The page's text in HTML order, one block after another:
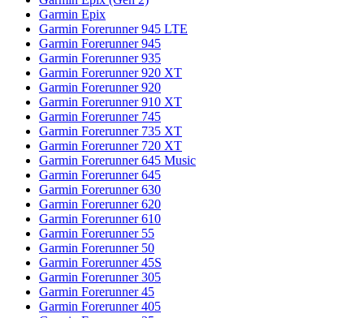
Garmin Epix
Garmin Forerunner 945 LTE
Garmin Forerunner 945
Garmin Forerunner 935
Garmin Forerunner 920 XT
Garmin Forerunner 920
Garmin Forerunner 910 XT
Garmin Forerunner 745
Garmin Forerunner 735 XT
Garmin Forerunner 720 XT
Garmin Forerunner 645 Music
Garmin Forerunner 645
Garmin Forerunner 630
Garmin Forerunner 620
Garmin Forerunner 610
Garmin Forerunner 55
Garmin Forerunner 50
Garmin Forerunner 45S
Garmin Forerunner 305
Garmin Forerunner 45
Garmin Forerunner 405